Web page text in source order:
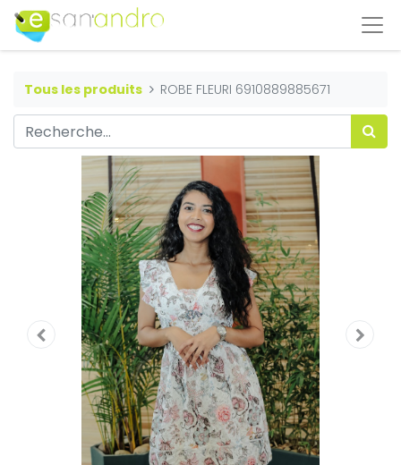
Tous les produits ROBE FLEURI 6910889885671